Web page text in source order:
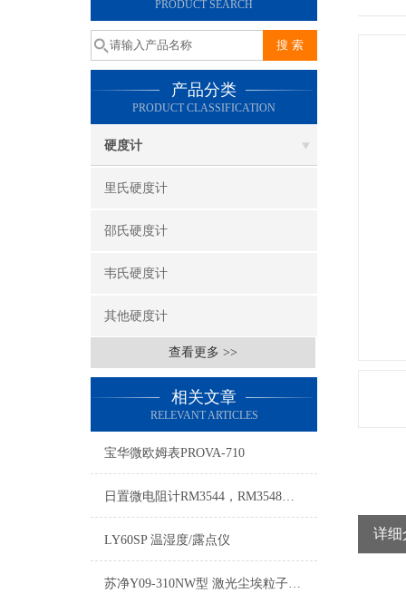
PRODUCT SEARCH
产品分类
PRODUCT CLASSIFICATION
硬度计
里氏硬度计
邵氏硬度计
韦氏硬度计
其他硬度计
查看更多 >>
相关文章
RELEVANT ARTICLES
宝华微欧姆表PROVA-710
日置微电阻计RM3544，RM3548，hioki3540的区别
LY60SP 温湿度/露点仪
苏净Y09-310NW型 激光尘埃粒子计数器
详细